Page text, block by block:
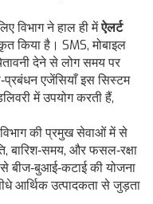
विभाग ने हाल ही मेंऐलर्ट
किया है। SMS, मोबाइल
देने से लोग समय पर
एजेंसियाँ इस सिस्टम
में उपयोग करती हैं,
विभाग की प्रमुख सेवाओं में से
बारिश‑समय, और फसल‑रक्षा
बीज‑बुआई‑कटाई की योजना
आर्थिक उत्पादकता से जुड़ता